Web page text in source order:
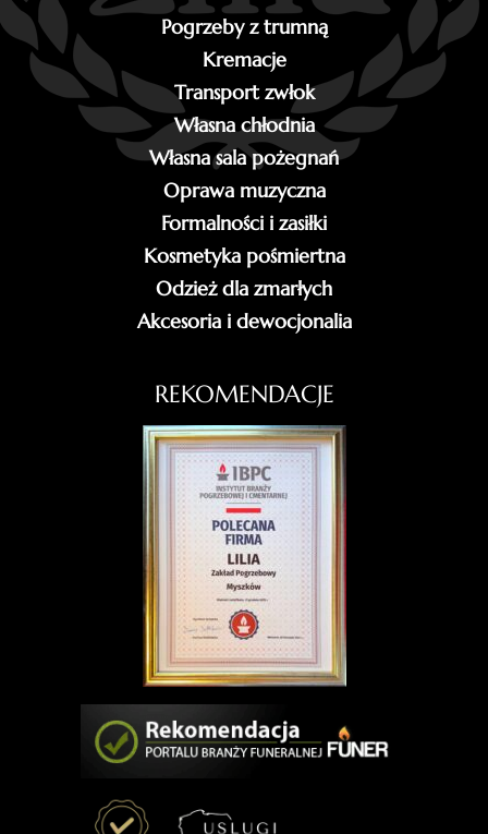
Pogrzeby z trumną
Kremacje
Transport zwłok
Własna chłodnia
Własna sala pożegnań
Oprawa muzyczna
Formalności i zasiłki
Kosmetyka pośmiertna
Odzież dla zmarłych
Akcesoria i dewocjonalia
REKOMENDACJE